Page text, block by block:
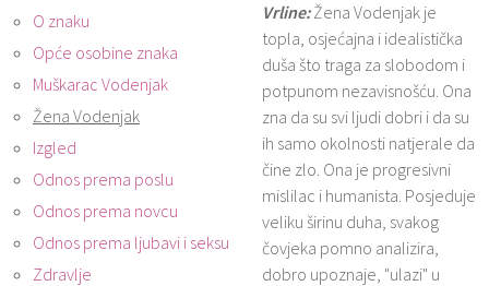
O znaku
Opće osobine znaka
Muškarac Vodenjak
Žena Vodenjak
Izgled
Odnos prema poslu
Odnos prema novcu
Odnos prema ljubavi i seksu
Zdravlje
Vrline:Žena Vodenjak je
topla, osjećajna i idealistička
duša što traga za slobodom i
potpunom nezavisnošću. Ona
zna da su svi ljudi dobri i da su
ih samo okolnosti natjerale da
čine zlo. Ona je progresivni
mislilac i humanista. Posjeduje
veliku širinu duha, svakog
čovjeka pomno analizira,
dobro upoznaje, "ulazi" u